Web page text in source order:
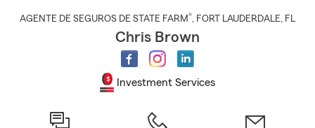
AGENTE DE SEGUROS DE STATE FARM®, FORT LAUDERDALE, FL
Chris Brown
Investment Services